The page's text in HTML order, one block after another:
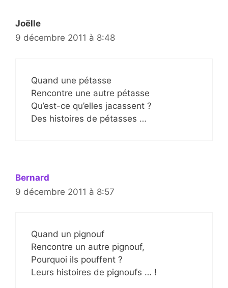
Joëlle
9 décembre 2011 à 8:48
Quand une pétasse
Rencontre une autre pétasse
Qu’est-ce qu’elles jacassent ?
Des histoires de pétasses …
Bernard
9 décembre 2011 à 8:57
Quand un pignouf
Rencontre un autre pignouf,
Pourquoi ils pouffent ?
Leurs histoires de pignoufs … !